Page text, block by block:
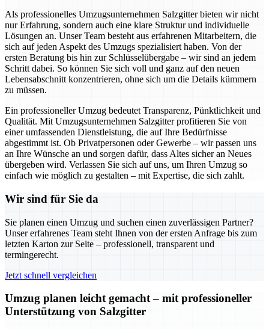
Als professionelles Umzugsunternehmen Salzgitter bieten wir nicht
nur Erfahrung, sondern auch eine klare Struktur und individuelle
Lösungen an. Unser Team besteht aus erfahrenen Mitarbeitern, die
sich auf jeden Aspekt des Umzugs spezialisiert haben. Von der
ersten Beratung bis hin zur Schlüsselübergabe – wir sind an jedem
Schritt dabei. So können Sie sich voll und ganz auf den neuen
Lebensabschnitt konzentrieren, ohne sich um die Details kümmern
zu müssen.
Ein professioneller Umzug bedeutet Transparenz, Pünktlichkeit und
Qualität. Mit Umzugsunternehmen Salzgitter profitieren Sie von
einer umfassenden Dienstleistung, die auf Ihre Bedürfnisse
abgestimmt ist. Ob Privatpersonen oder Gewerbe – wir passen uns
an Ihre Wünsche an und sorgen dafür, dass Altes sicher an Neues
übergeben wird. Verlassen Sie sich auf uns, um Ihren Umzug so
einfach wie möglich zu gestalten – mit Expertise, die sich zahlt.
Wir sind für Sie da
Sie planen einen Umzug und suchen einen zuverlässigen Partner?
Unser erfahrenes Team steht Ihnen von der ersten Anfrage bis zum
letzten Karton zur Seite – professionell, transparent und
termingerecht.
Jetzt schnell vergleichen
Umzug planen leicht gemacht – mit professioneller
Unterstützung von Salzgitter